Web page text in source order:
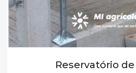
Reservatório